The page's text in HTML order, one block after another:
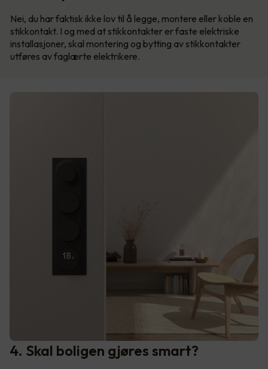
Nei, du har faktisk ikke lov til å legge, montere eller koble en
stikkontakt. I og med at stikkontakter er faste elektriske
installasjoner, skal montering og bytting av stikkontakter
utføres av faglærte elektrikere.
4. Skal boligen gjøres smart?